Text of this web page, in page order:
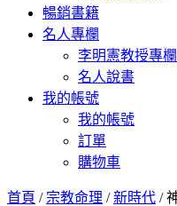
暢銷書籍
名人專欄
李明憲教授專欄
名人說書
我的帳號
我的帳號
訂單
購物車
首頁 / 宗教命理 /新時代 /